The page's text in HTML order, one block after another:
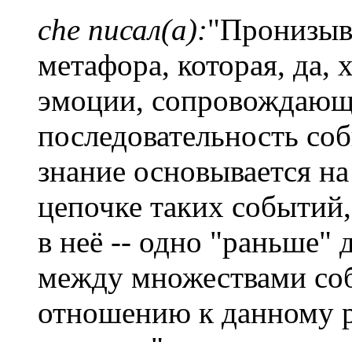
che писал(а):
метафора, которая, да,
эмоции,
последовательность
знание основывается
цепочке таких
в неё -- одно "раньше"
между множествами
отношению к данному